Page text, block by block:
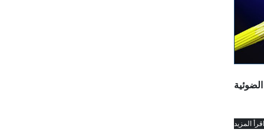
اقرأ المزيد